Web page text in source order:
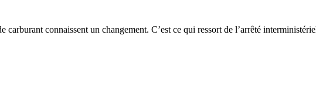
connaissent un changement. C’est ce qui ressort de l’arrêté